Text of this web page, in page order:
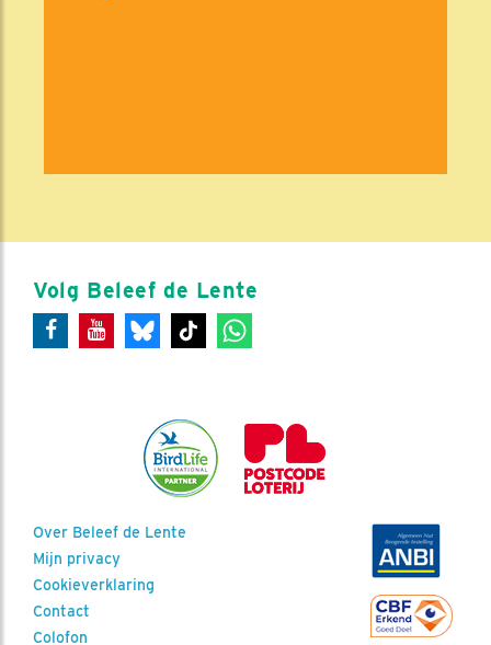
Volg Beleef de Lente
Over Beleef de Lente
Mijn privacy
Cookieverklaring
Contact
Colofon